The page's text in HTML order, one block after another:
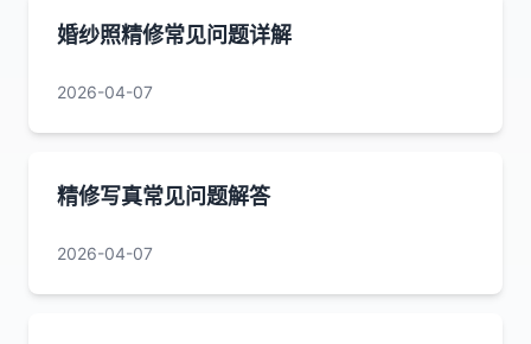
婚纱照精修常见问题详解
2026-04-07
精修写真常见问题解答
2026-04-07